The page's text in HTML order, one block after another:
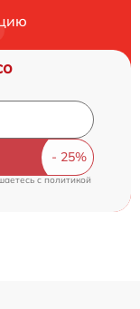
c политикой